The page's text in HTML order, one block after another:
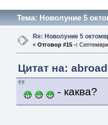
Тема: Новолуние 5
Re: Новолуние 5
« Отговор #15 -:
Цитат на:
- каква?